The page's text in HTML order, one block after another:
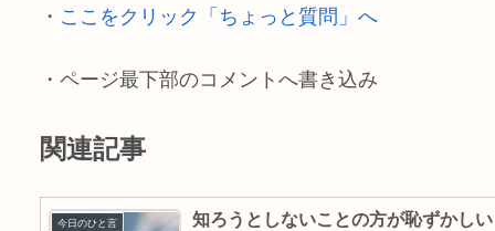
k k
・ ここをクリック「ちょっと質問」へ
・ページ最下部のコメントへ書き込み
関連記事
今日のひと言 知ろうとしないことの方が恥ずかしい